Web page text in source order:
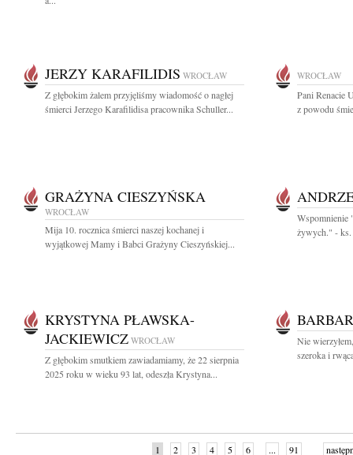
JERZY KARAFILIDIS WROCŁAW
Z głębokim żalem przyjęliśmy wiadomość o nagłej
śmierci Jerzego Karafilidisa pracownika Schuller...
WROCŁAW
Pani Renacie
z powodu
GRAŻYNA CIESZYŃSKA
WROCŁAW
Mija 10. rocznica śmierci naszej kochanej i
wyjątkowej Mamy i Babci Grażyny Cieszyńskiej...
Wspomnienie
żywych." - ks.
KRYSTYNA PŁAWSKA-
JACKIEWICZ WROCŁAW
Z głębokim smutkiem zawiadamiamy, że 22 sierpnia
2025 roku w wieku 93 lat, odeszła Krystyna...
Nie
szeroka i
1 2 3 4 5 6 ... 91